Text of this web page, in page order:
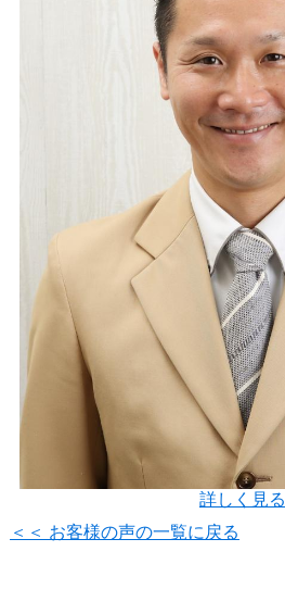
詳しく見る
＜＜ お客様の声の一覧に戻る